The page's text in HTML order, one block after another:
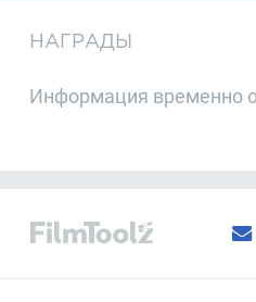
НАГРАДЫ
Информация временно